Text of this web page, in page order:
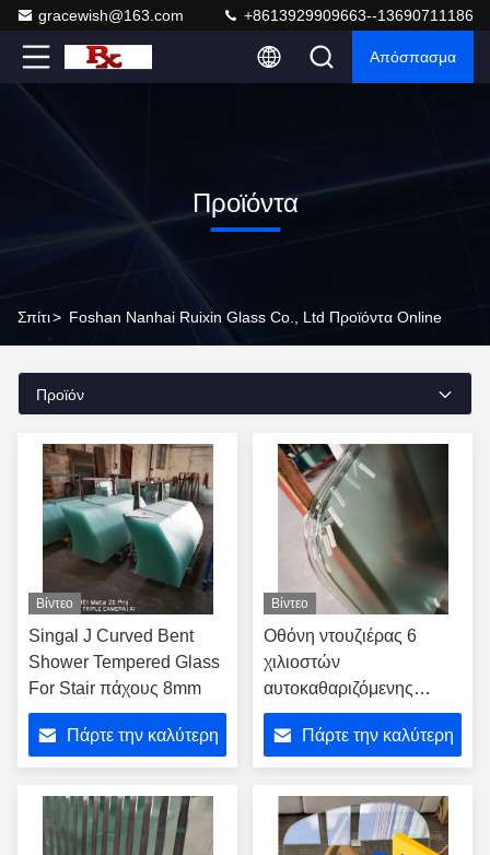
gracewish@163.com +8613929909663--13690711186
Απόσπασμα
Προϊόντα
Σπίτι> Foshan Nanhai Ruixin Glass Co., Ltd Προϊόντα Online
Προϊόν
Βίντεο
Singal J Curved Bent
Shower Tempered Glass
For Stair πάχους 8mm
Πάρτε την καλύτερη
Βίντεο
Οθόνη ντουζιέρας 6
χιλιοστών
αυτοκαθαριζόμενης
μπανιέρας σε σχήμα
τόξουΠάρτε την καλύτερη